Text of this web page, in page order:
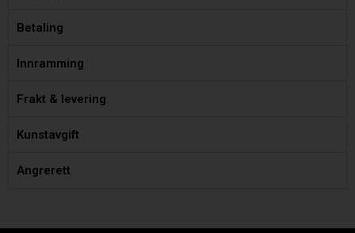
Betaling
Innramming
Frakt & levering
Kunstavgift
Angrerett